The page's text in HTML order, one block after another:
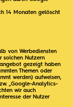
14 Monaten gelöscht
von Werbediensten
solchen Nutzern
gezeigt haben
Themen oder
werden) aufweisen,
„Google-Analytics-
wir auch
der Nutzer